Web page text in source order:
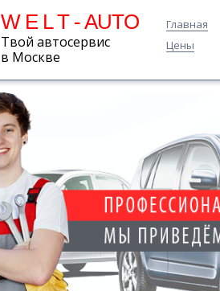
W E L T - AUTO
Твой автосервис
в Москве
Главная
Цены